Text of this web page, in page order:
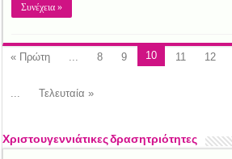
Συνέχεια »
« Πρώτη 8 9 10 11 12
Τελευταία »
Χριστουγεννιάτικες δρασητριότητες